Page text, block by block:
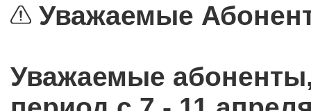
Уважаемые
Уважаемые